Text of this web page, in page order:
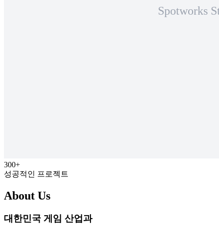
300+
성공적인 프로젝트
About Us
대한민국 게임 산업과